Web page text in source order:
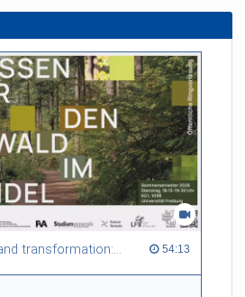
Between tradition and transformation: how owners, advisers and institutions co-create knowledge for resilient forests in Europe 54:13